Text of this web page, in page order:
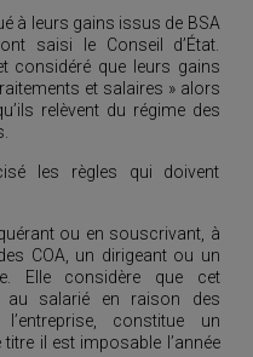
à leurs gains issus de BSA
saisi le Conseil d’État.
considéré que leurs gains
et salaires » alors
relèvent du régime des
les règles qui doivent
ou en souscrivant, à
COA, un dirigeant ou un
Elle considère que cet
au salarié en raison des
constitue un
il est imposable l’année